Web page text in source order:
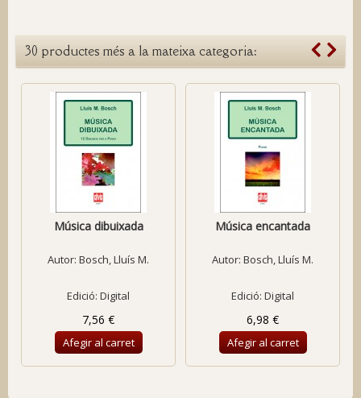
30 productes més a la mateixa categoria:
Música dibuixada
Autor: Bosch, Lluís M.
Edició: Digital
7,56 €
Afegir al carret
Música encantada
Autor: Bosch, Lluís M.
Edició: Digital
6,98 €
Afegir al carret